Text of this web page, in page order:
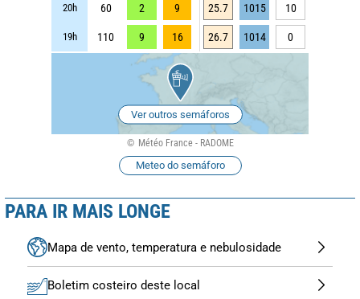
20h 60 2 9 25.7 1015 10
19h 110 9 16 26.7 1014 0
Ver outros semáforos
Météo France - RADOME
Meteo do semáforo
PARA IR MAIS LONGE
Mapa de vento, temperatura e nebulosidade
Boletim costeiro deste local